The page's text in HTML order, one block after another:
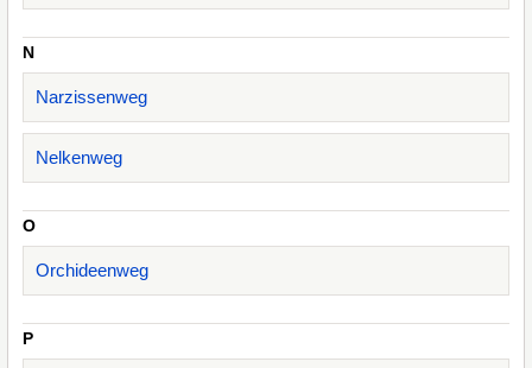
N
Narzissenweg
Nelkenweg
O
Orchideenweg
P